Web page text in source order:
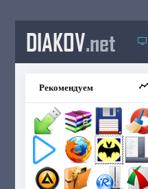
DIAKOV.net
Рекомендуем